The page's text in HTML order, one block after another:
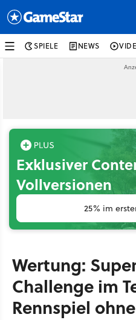
SPIELE NEWS
Exklusiver
Vollversionen
25% im
Wertung:
Challenge im
Rennspiel